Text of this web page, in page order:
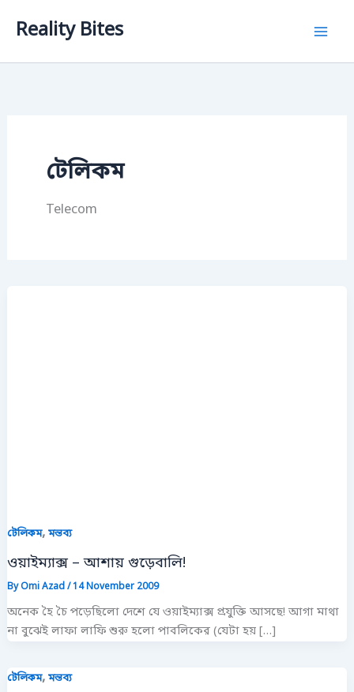
Reality Bites
টেলিকম
Telecom
টেলিকম, মন্তব্য
ওয়াইম্যাক্স – আশায় গুড়েবালি!
ByOmi Azad/14 November 2009
অনেক হৈ চৈ পড়েছিলো দেশে যে ওয়াইম্যাক্স প্রযুক্তি আসছে! আগা মাথা
না বুঝেই লাফা লাফি শুরু হলো পাবলিকের (যেটা হয় […]
টেলিকম, মন্তব্য